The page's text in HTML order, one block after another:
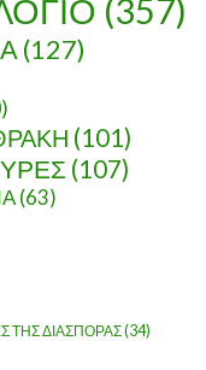
(357)
(127)
(101)
(107)
(63)
ΤΗΣ ΔΙΑΣΠΟΡΑΣ(34)